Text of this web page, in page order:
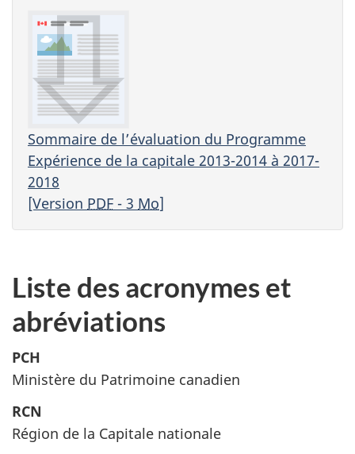
Sommaire de l’évaluation du Programme
Expérience de la capitale 2013-2014 à 2017-
2018
[Version PDF - 3 Mo]
Liste des acronymes et
abréviations
PCH
Ministère du Patrimoine canadien
RCN
Région de la Capitale nationale